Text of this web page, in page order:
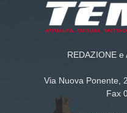
REDAZIONE
Via Nuova Ponente,
Fax